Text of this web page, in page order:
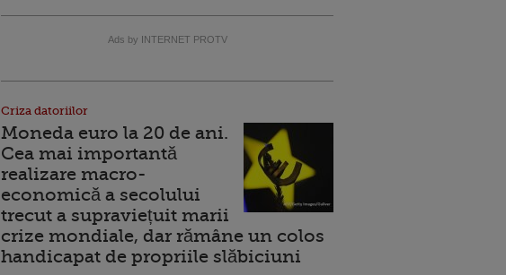
Ads by INTERNET PROTV
Criza datoriilor
Moneda euro la 20 de ani.
Cea mai importantă
realizare macro-
economică a secolului
trecut a supraviețuit marii
crize mondiale, dar rămâne un colos
handicapat de propriile slăbiciuni